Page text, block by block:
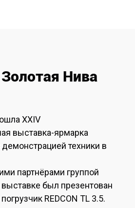
Нива
XXIV
выставка-ярмарка
техники в
партнёрами группой
был презентован
REDCON TL 3.5.